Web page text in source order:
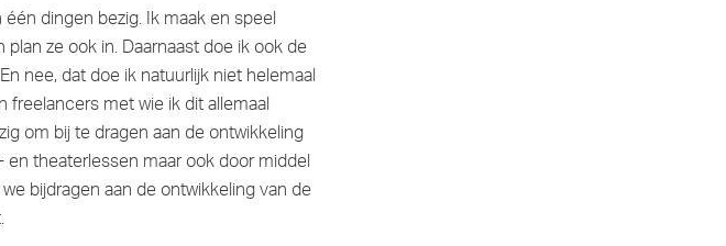
dingen bezig. Ik maak en speel
ze ook in. Daarnaast doe ik ook de
nee, dat doe ik natuurlijk niet helemaal
met wie ik dit allemaal
om bij te dragen aan de ontwikkeling
theaterlessen maar ook door middel
bijdragen aan de ontwikkeling van de